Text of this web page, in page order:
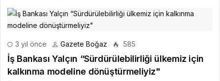
3 yıl önce Gazete Boğaz 585
İş Bankası Yalçın “Sürdürülebilirliği ülkemiz için
kalkınma modeline dönüştürmeliyiz"